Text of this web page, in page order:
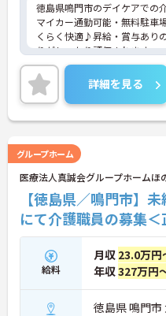
徳島県鳴門市のデイケアでの
マイカー通勤可能・無料駐車
くらく快適♪昇給・賞与あり
りがしっかり評価されます。
ご興味のある方は、面接のポ
のでお気軽にお問い合せくだ
詳細を見る
グループホーム
医療法人真誠会グループホームほ
【徳島県／鳴門市】
にて介護職員の募集＜
給料
月収 23.0万円
年収327万円
徳島県 鳴門